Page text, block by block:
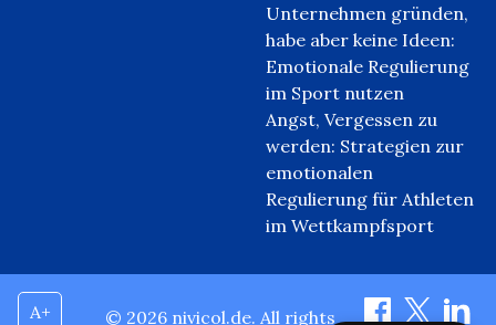
Unternehmen gründen,
habe aber keine Ideen:
Emotionale Regulierung
im Sport nutzen
Angst, Vergessen zu
werden: Strategien zur
emotionalen
Regulierung für Athleten
im Wettkampfsport
A+ © 2026 nivicol.de. All rights